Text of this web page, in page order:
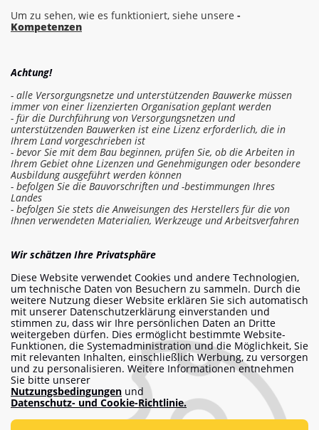
info@am-builder.com
Helfen Sie dem Projekt
Katalog Über das ProjektFür Partner
Kontakte
In die Kostenschätzung einloggen
Arbeit bestellen
Um zu sehen, wie es funktioniert, siehe unsere -
Kompetenzen
Achtung!
- alle Versorgungsnetze und unterstützenden Bauwerke müssen
immer von einer lizenzierten Organisation geplant werden
- für die Durchführung von Versorgungsnetzen und
unterstützenden Bauwerken ist eine Lizenz erforderlich, die in
Ihrem Land vorgeschrieben ist
- bevor Sie mit dem Bau beginnen, prüfen Sie, ob die Arbeiten in
Ihrem Gebiet ohne Lizenzen und Genehmigungen oder besondere
Ausbildung ausgeführt werden können
- befolgen Sie die Bauvorschriften und -bestimmungen Ihres
Landes
- befolgen Sie stets die Anweisungen des Herstellers für die von
Ihnen verwendeten Materialien, Werkzeuge und Arbeitsverfahren
Wir schätzen Ihre Privatsphäre
Diese Website verwendet Cookies und andere Technologien,
um technische Daten von Besuchern zu sammeln. Durch die
weitere Nutzung dieser Website erklären Sie sich automatisch
mit unserer Datenschutzerklärung einverstanden und
stimmen zu, dass wir Ihre persönlichen Daten an Dritte
weitergeben dürfen. Dies ermöglicht bestimmte Website-
Funktionen, die Systemadministration und die Möglichkeit, Sie
mit relevanten Inhalten, einschließlich Werbung, zu versorgen
und zu personalisieren. Weitere Informationen entnehmen
Sie bitte unserer
Nutzungsbedingungen und
Datenschutz- und Cookie-Richtlinie.